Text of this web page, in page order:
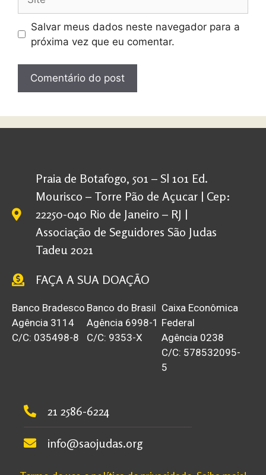
Salvar meus dados neste navegador para a
próxima vez que eu comentar.
Praia de Botafogo, 501 – Sl 101 Ed.
Mourisco – Torre Pão de Açucar | Cep:
22250-040 Rio de Janeiro – RJ |
Associação de Seguidores São Judas
Tadeu 2021
FAÇA A SUA DOAÇÃO
Banco Bradesco
Agência 3114
C/C: 035498-8
Banco do Brasil
Agência 6998-1
C/C: 9353-X
Caixa Econômica
Federal
Agência 0238
C/C: 578532095-
5
21 2586-6224
info@saojudas.org